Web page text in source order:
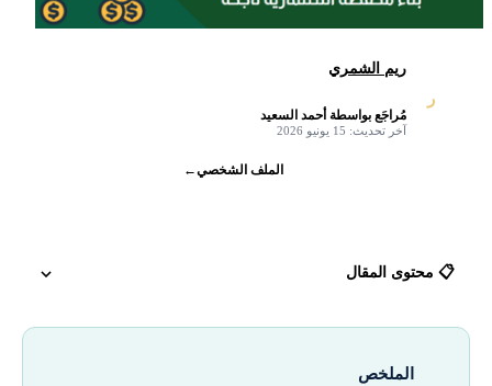
ر
ريم الشمري
مُراجَع بواسطة أحمد السعيد
آخر تحديث: 15 يونيو 2026
الملف الشخصي←
📋 محتوى المقال
الملخص